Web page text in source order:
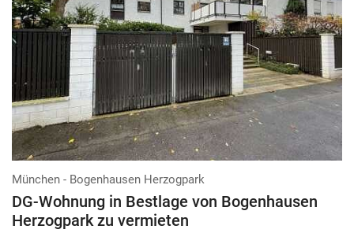
München - Bogenhausen Herzogpark
DG-Wohnung in Bestlage von Bogenhausen
Herzogpark zu vermieten